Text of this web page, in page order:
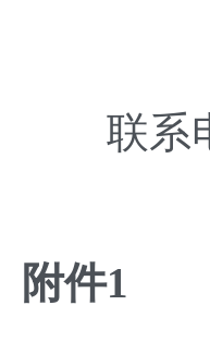
联系电
附件1